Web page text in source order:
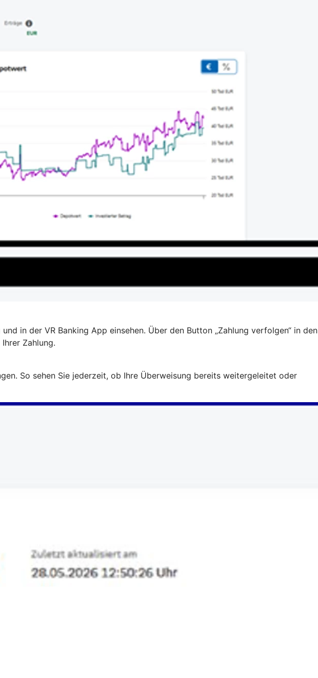
in der VR Banking App einsehen. Über den Button „Zahlung verfolgen“ in den
Zahlung.
So sehen Sie jederzeit, ob Ihre Überweisung bereits weitergeleitet oder